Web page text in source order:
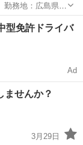
作業の手元作業
あり 送迎あり
型免許ドライバ
Ad
ませんか？
3月29日